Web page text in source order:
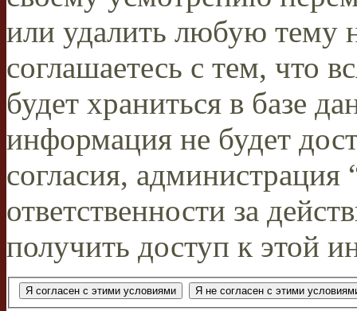
или удалить любую тему
соглашаетесь с тем, что
будет храниться в базе
информация не будет
согласия,
ответственности за
получить доступ к этой